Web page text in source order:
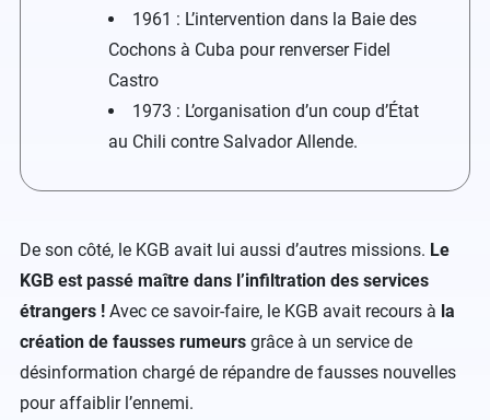
1961 : L’intervention dans la Baie des
Cochons à Cuba pour renverser Fidel
Castro
1973 : L’organisation d’un coup d’État
au Chili contre Salvador Allende.
De son côté, le KGB avait lui aussi d’autres missions. Le
KGB est passé maître dans l’infiltration des services
étrangers ! Avec ce savoir-faire, le KGB avait recours à la
création de fausses rumeurs grâce à un service de
désinformation chargé de répandre de fausses nouvelles
pour affaiblir l’ennemi.